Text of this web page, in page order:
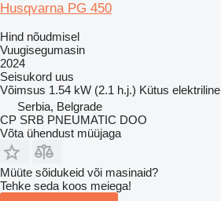
Husqvarna PG 450
Hind nõudmisel
Vuugisegumasin
2024
Seisukord uus
Võimsus 1.54 kW (2.1 h.j.) Kütus elektriline
Serbia, Belgrade
CP SRB PNEUMATIC DOO
Võta ühendust müüjaga
Müüte sõidukeid või masinaid?
Tehke seda koos meiega!